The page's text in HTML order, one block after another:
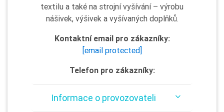
textilu a také na strojní vyšívání – výrobu
nášivek, výšivek a vyšívaných doplňků.
Kontaktní email pro zákazníky:
[email protected]
Telefon pro zákazníky:
Informace o provozovateli